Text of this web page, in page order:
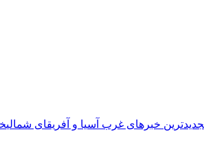
جدیدترین خبرهای غرب آسیا و آفریقای شمالی